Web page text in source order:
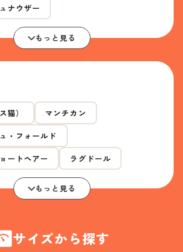
ナウザー
もっと見る
猫） マンチカン
・フォールド
ートヘアー ラグドール
もっと見る
サイズから探す